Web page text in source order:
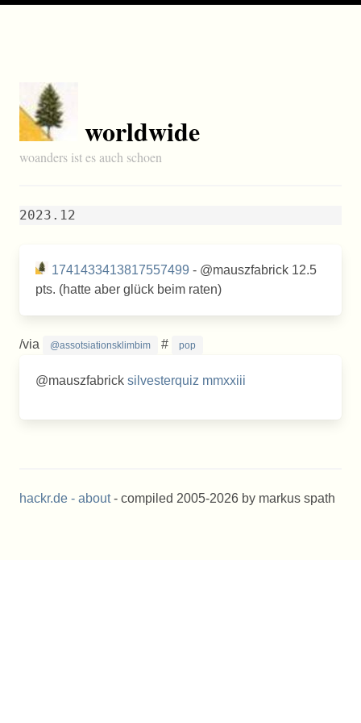
worldwide
woanders ist es auch schoen
2023.12
1741433413817557499 - @mauszfabrick 12.5
pts. (hatte aber glück beim raten)
/via @assotsiationsklimbim # pop
@mauszfabrick silvesterquiz mmxxiii
hackr.de - about- compiled 2005-2026 by markus spath